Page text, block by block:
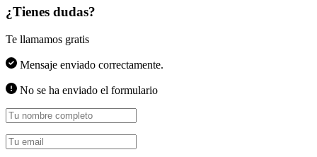
¿Tienes dudas?
Te llamamos gratis
Mensaje enviado correctamente.
No se ha enviado el formulario